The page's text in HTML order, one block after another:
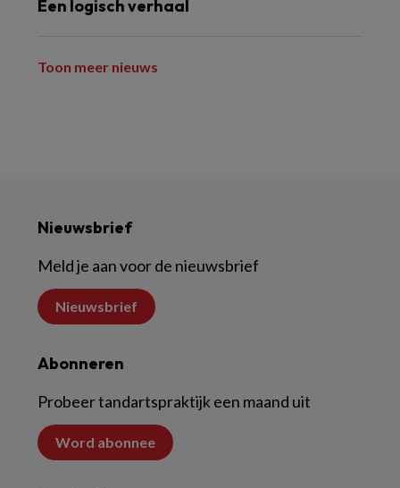
Een logisch verhaal
Toon meer nieuws
Nieuwsbrief
Meld je aan voor de nieuwsbrief
Nieuwsbrief
Abonneren
Probeer tandartspraktijk een maand uit
Word abonnee